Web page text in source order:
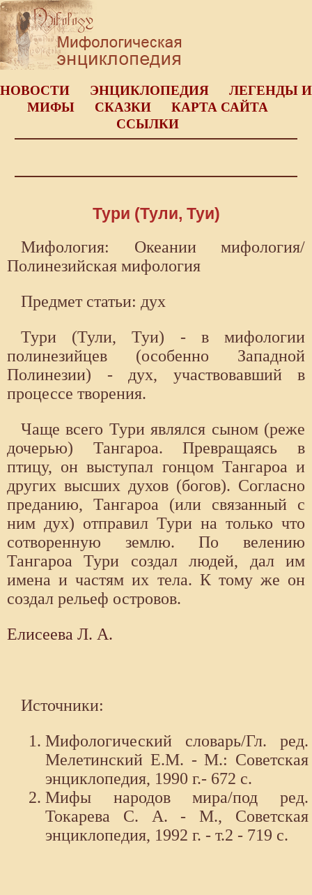
НОВОСТИ ЭНЦИКЛОПЕДИЯ
ЛЕГЕНДЫ И
МИФЫ
СКАЗКИ
КАРТА САЙТА
ССЫЛКИ
Тури (Тули, Туи)
Мифология: Океании мифология/
Полинезийская мифология
Предмет статьи: дух
Тури (Тули, Туи) - в мифологии
полинезийцев (особенно Западной
Полинезии) - дух, участвовавший в
процессе творения.
Чаще всего Тури являлся сыном (реже
дочерью) Тангароа. Превращаясь в
птицу, он выступал гонцом Тангароа и
других высших духов (богов). Согласно
преданию, Тангароа (или связанный с
ним дух) отправил Тури на только что
сотворенную землю. По велению
Тангароа Тури создал людей, дал им
имена и частям их тела. К тому же он
создал рельеф островов.
Елисеева Л. А.
Источники:
Мифологический словарь/Гл. ред.
Мелетинский Е.М. - М.: Советская
энциклопедия, 1990 г.- 672 с.
Мифы народов мира/под ред.
Токарева С. А. - М., Советская
энциклопедия, 1992 г. - т.2 - 719 с.